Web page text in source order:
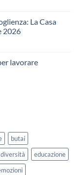
La Casa
2026
lavorare
butai
diversità
educazione